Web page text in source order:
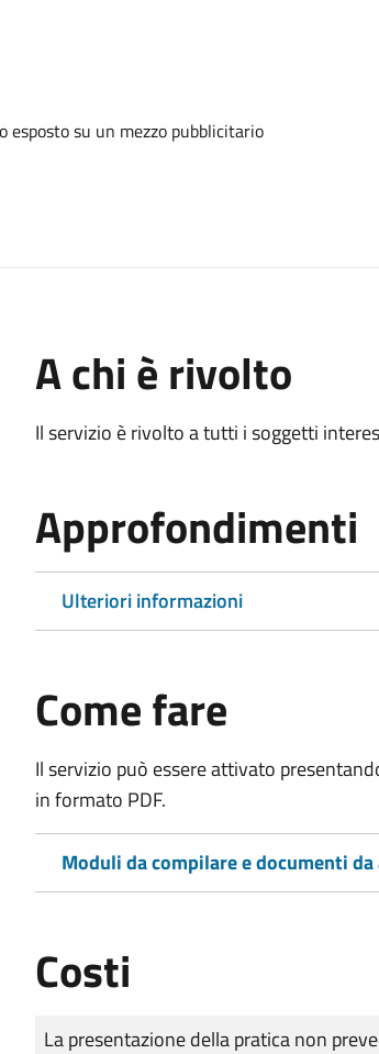
esposto su un mezzo pubblicitario
A chi è rivolto
Il servizio è rivolto a tutti i soggetti
Approfondimenti
Ulteriori informazioni
Come fare
Il servizio può essere attivato
in formato PDF.
Moduli da compilare e documenti
Costi
Tipo di pagamento
Importo
La presentazione della pratica non